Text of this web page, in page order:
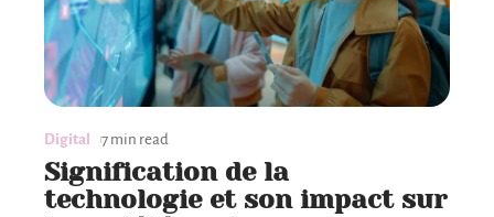
Digital 7 min read
Signification de la
technologie et son impact sur